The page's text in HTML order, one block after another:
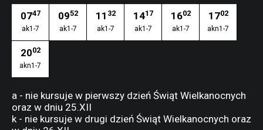
0747
ak1-7
0952
ak1-7
11 32
ak1-7
1417
ak1-7
1602
ak1-7
1702
akn1-7
2002
akn1-7
a - nie kursuje w pierwszy dzień Świąt Wielkanocnych
oraz w dniu 25.XII
k - nie kursuje w drugi dzień Świąt Wielkanocnych oraz